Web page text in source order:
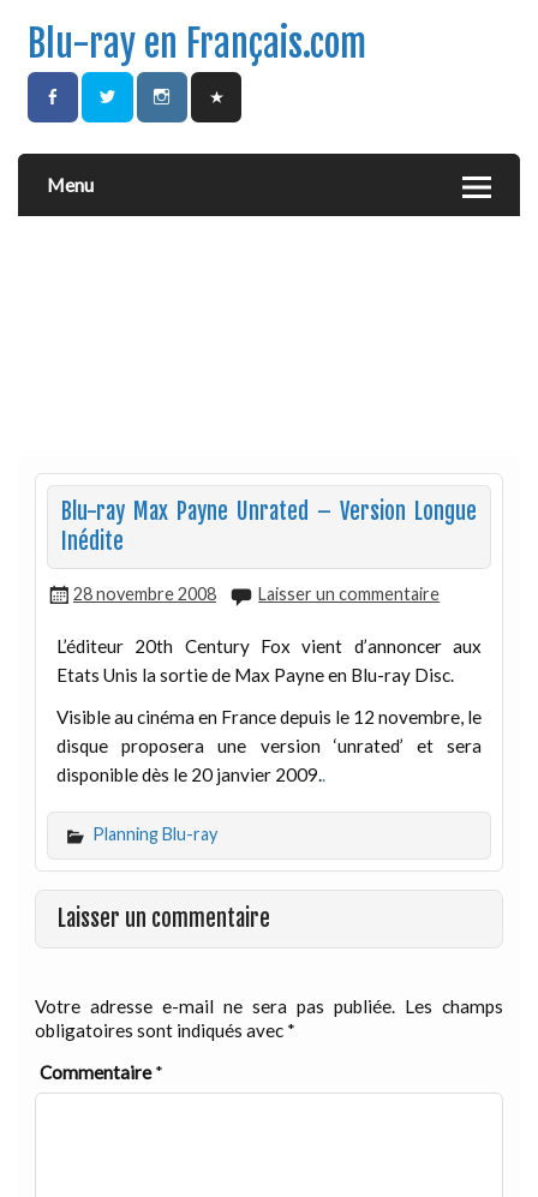
Blu-ray en Français.com
Menu
Blu-ray Max Payne Unrated – Version Longue
Inédite
28 novembre 2008 Laisser un commentaire
L’éditeur 20th Century Fox vient d’annoncer aux
Etats Unis la sortie de Max Payne en Blu-ray Disc.
Visible au cinéma en France depuis le 12 novembre, le
disque proposera une version ‘unrated’ et sera
disponible dès le 20 janvier 2009..
Planning Blu-ray
Laisser un commentaire
Votre adresse e-mail ne sera pas publiée.
Les champs
obligatoires sont indiqués avec *
Commentaire*